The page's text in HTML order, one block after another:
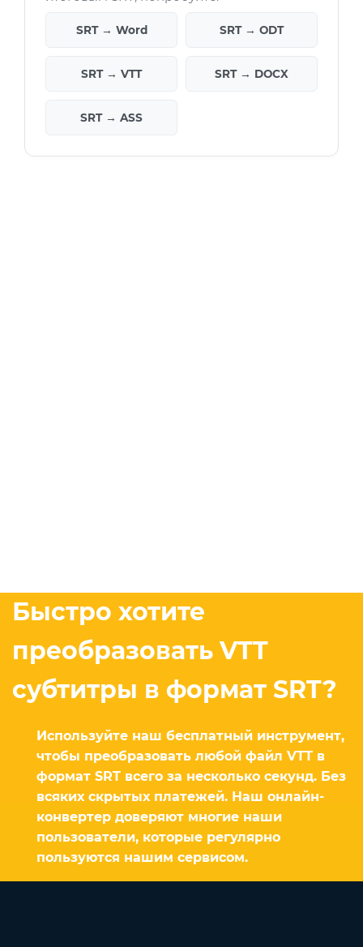
SRT → Word SRT → ODT
SRT → VTT SRT → DOCX
SRT → ASS
Быстро хотите
преобразовать VTT
субтитры в формат SRT?
Используйте наш бесплатный инструмент,
чтобы преобразовать любой файл VTT в
формат SRT всего за несколько секунд. Без
всяких скрытых платежей. Наш онлайн-
конвертер доверяют многие наши
пользователи, которые регулярно
пользуются нашим сервисом.